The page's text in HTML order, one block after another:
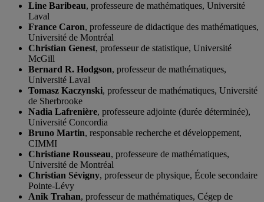
Line Baribeau, professeure de mathématiques, Université
Laval
France Caron, professeure de didactique des mathématiques,
Université de Montréal
Christian Genest, professeur de statistique, Université
McGill
Bernard R. Hodgson, professeur de mathématiques,
Université Laval
Tomasz Kaczynski, professeur de mathématiques, Université
de Sherbrooke
Nadia Lafrenière, professeure adjointe (durée déterminée),
Université Concordia
Bruno Martin, responsable recherche et développement,
CIMMI
Christiane Rousseau, professeure de mathématiques,
Université de Montréal
Christian Sévigny, professeur de physique, École secondaire
Pointe-Lévy
Anik Trahan, professeur de mathématiques, Cégep de